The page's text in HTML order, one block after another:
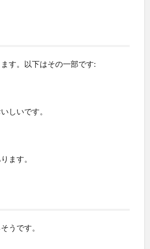
す。以下はその一部です:
しいです。
ます。
うです。